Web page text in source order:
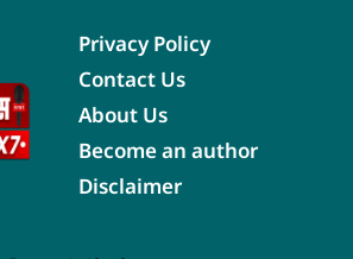
Privacy Policy
Contact Us
About Us
Become an author
Disclaimer